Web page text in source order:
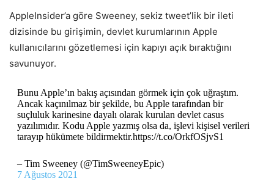
AppleInsider’a göre Sweeney, sekiz tweet’lik bir ileti
dizisinde bu girişimin, devlet kurumlarının Apple
kullanıcılarını gözetlemesi için kapıyı açık bıraktığını
savunuyor.
Bunu Apple’ın bakış açısından görmek için çok uğraştım.
Ancak kaçınılmaz bir şekilde, bu Apple tarafından bir
suçluluk karinesine dayalı olarak kurulan devlet casus
yazılımıdır. Kodu Apple yazmış olsa da, işlevi kişisel verileri
tarayıp hükümete bildirmektir.https://t.co/OrkfOSjvS1
– Tim Sweeney (@TimSweeneyEpic)
7 Ağustos 2021